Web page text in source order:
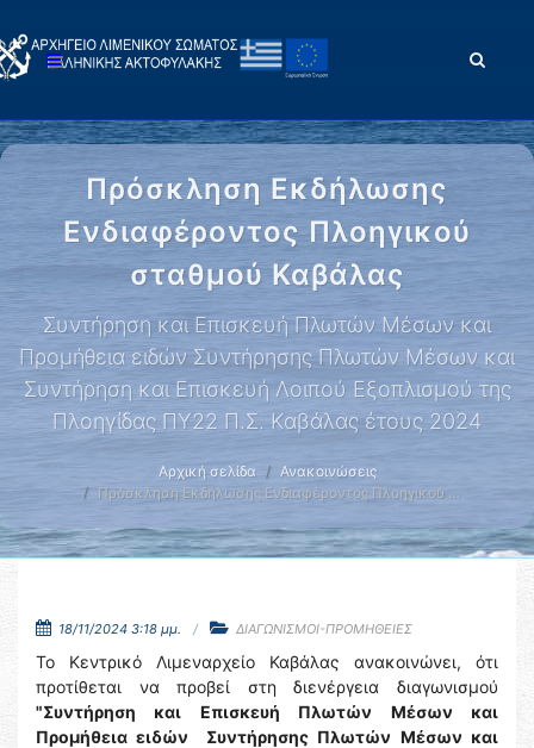
Πρόσκληση Εκδήλωσης
Ενδιαφέροντος Πλοηγικού
σταθμού Καβάλας
Συντήρηση και Επισκευή Πλωτών Μέσων και
Προμήθεια ειδών Συντήρησης Πλωτών Μέσων και
Συντήρηση και Επισκευή Λοιπού Εξοπλισμού της
Πλοηγίδας ΠΥ22 Π.Σ. Καβάλας έτους 2024
Αρχική σελίδα
Ανακοινώσεις
Πρόσκληση Εκδήλωσης Ενδιαφέροντος Πλοηγικού …
18/11/2024 3:18 μμ. ΔΙΑΓΩΝΙΣΜΟΙ-ΠΡΟΜΗΘΕΙΕΣ
Το Κεντρικό Λιμεναρχείο Καβάλας ανακοινώνει, ότι
προτίθεται να προβεί στη διενέργεια διαγωνισμού
"Συντήρηση και Επισκευή Πλωτών Μέσων και
Προμήθεια ειδών Συντήρησης Πλωτών Μέσων και